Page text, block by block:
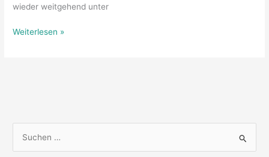
wieder weitgehend unter
Endlich
zum
Regenbogen
in
Weiterlesen »